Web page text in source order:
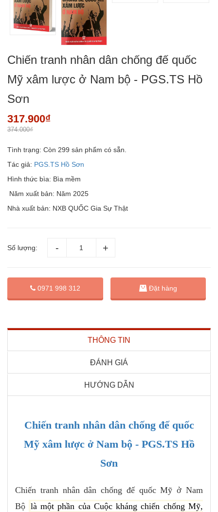
Chiến tranh nhân dân chống đế quốc
Mỹ xâm lược ở Nam bộ - PGS.TS Hồ
Sơn
317.900₫
374.000₫
Tình trạng: Còn 299 sản phẩm có sẵn.
Tác giả: PGS.TS Hồ Sơn
Hình thức bìa: Bìa mềm
Năm xuất bản: Năm 2025
Nhà xuất bản: NXB QUỐC Gia Sự Thật
Số lượng:
0971 998 312 Đặt hàng
THÔNG TIN
ĐÁNH GIÁ
HƯỚNG DẪN
Chiến tranh nhân dân chống đế quốc
Mỹ xâm lược ở Nam bộ - PGS.TS Hồ
Sơn
Chiến tranh nhân dân chống đế quốc Mỹ ở Nam
Bộ là một phần của Cuộc kháng chiến chống Mỹ,